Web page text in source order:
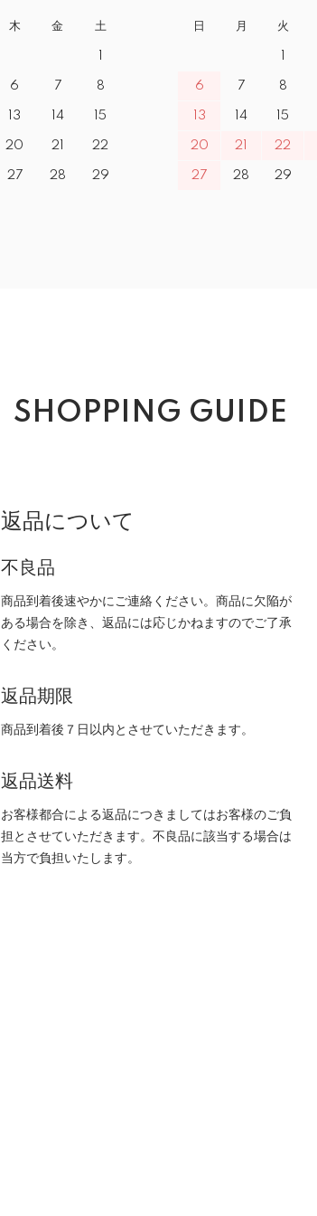
木 金 土
6 7 8
13 14 15
20 21 22
27 28 29
日 月 火
6 7 8
13 14 15
20 21 22
27 28 29
SHOPPING GUIDE
返品について
不良品
商品到着後速やかにご連絡ください。商品に欠陥が
ある場合を除き、返品には応じかねますのでご了承
ください。
返品期限
商品到着後７日以内とさせていただきます。
返品送料
お客様都合による返品につきましてはお客様のご負
担とさせていただきます。不良品に該当する場合は
当方で負担いたします。